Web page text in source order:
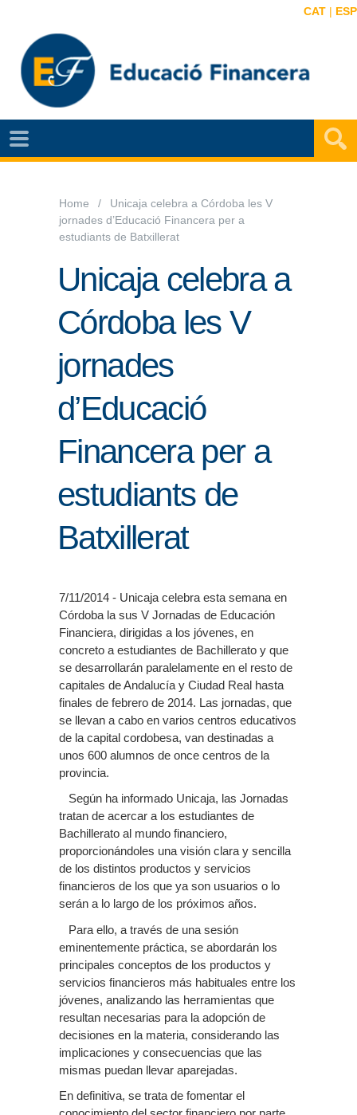
CAT | ESP
EF
AGENDA
PUBLICACIONS
NOSALTRES
Home
Unicaja celebra a Córdoba les V
jornades d’Educació Financera per a
estudiants de Batxillerat
Unicaja celebra a
Córdoba les V
jornades
d’Educació
Financera per a
estudiants de
Batxillerat
7/11/2014 - Unicaja celebra esta semana en
Córdoba la sus V Jornadas de Educación
Financiera, dirigidas a los jóvenes, en
concreto a estudiantes de Bachillerato y que
se desarrollarán paralelamente en el resto de
capitales de Andalucía y Ciudad Real hasta
finales de febrero de 2014. Las jornadas, que
se llevan a cabo en varios centros educativos
de la capital cordobesa, van destinadas a
unos 600 alumnos de once centros de la
provincia.
Según ha informado Unicaja, las Jornadas
tratan de acercar a los estudiantes de
Bachillerato al mundo financiero,
proporcionándoles una visión clara y sencilla
de los distintos productos y servicios
financieros de los que ya son usuarios o lo
serán a lo largo de los próximos años.
Para ello, a través de una sesión
eminentemente práctica, se abordarán los
principales conceptos de los productos y
servicios financieros más habituales entre los
jóvenes, analizando las herramientas que
resultan necesarias para la adopción de
decisiones en la materia, considerando las
implicaciones y consecuencias que las
mismas puedan llevar aparejadas.
En definitiva, se trata de fomentar el